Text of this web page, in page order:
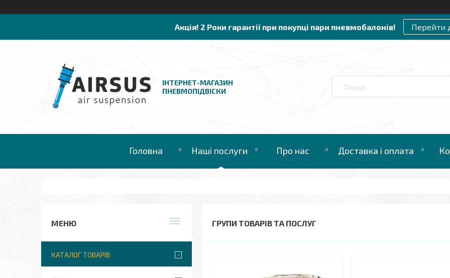
Акція! 2 Роки гарантії при покупці пари пневмобалонів! Перейти
ІНТЕРНЕТ-МАГАЗИН
ПНЕВМОПІДВІСКИ
Головна Наші послуги Про нас Доставка і оплата
ГРУПИ ТОВАРІВ ТА ПОСЛУГ
КАТАЛОГ ТОВАРІВ